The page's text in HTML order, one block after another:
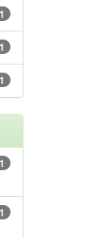
1
1
1
1
1